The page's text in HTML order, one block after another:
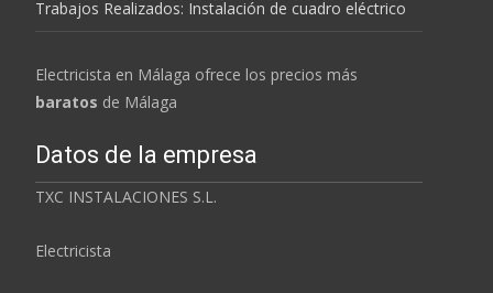
Trabajos Realizados: Instalación de cuadro eléctrico
Electricista en Málaga ofrece los precios más
baratos de Málaga
Datos de la empresa
TXC INSTALACIONES S.L.
Electricista